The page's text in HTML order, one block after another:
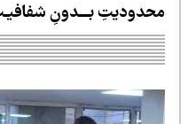
بـــدونِ شفافیـت